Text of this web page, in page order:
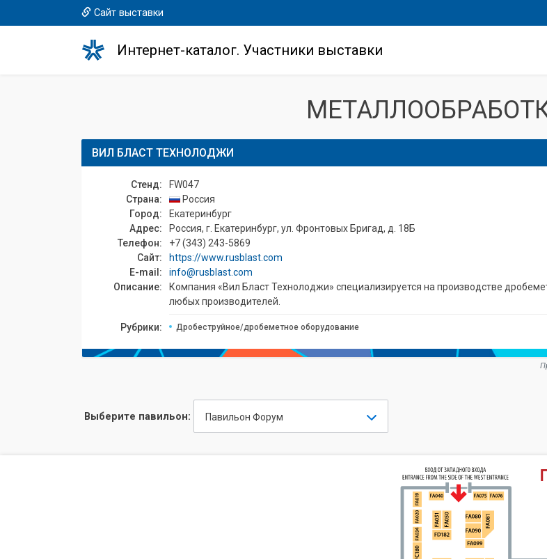
Сайт выставки
Интернет-каталог. Участники выставки
ВИЛ БЛАСТ ТЕХНОЛОДЖИ
Стенд:
FW047
Страна:
Россия
Город:
Екатеринбург
Адрес:
Россия, г. Екатеринбург, ул. Фронтовых Бригад, д. 18Б
Телефон:
+7 (343) 243-5869
Сайт:
https://www.rusblast.com
E-mail:
info@rusblast.com
Описание:
Компания «Вил Бласт Технолоджи» специализируется на производстве
любых производителей.
Рубрики: Дробеструйное/дробеметное оборудование
Выберите павильон: Павильон Форум